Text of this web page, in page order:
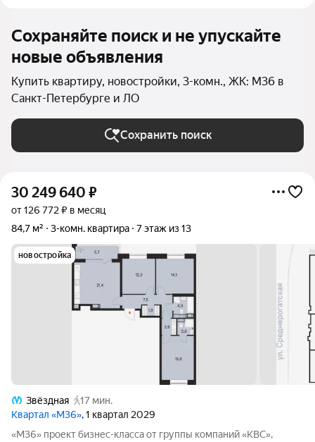
Сохраняйте поиск и не упускайте
новые объявления
Купить квартиру, новостройки, 3-комн., ЖК: М36 в
Санкт-Петербурге и ЛО
Сохранить поиск
30 249 640 ₽
от 126 772 ₽ в месяц
84,7 м²
3-комн. квартира 7 этаж из 13
новостройка
Звёздная
17 мин.
Квартал «М36», 1 квартал 2029
«М36» проект бизнес-класса от группы компаний «КВС»,